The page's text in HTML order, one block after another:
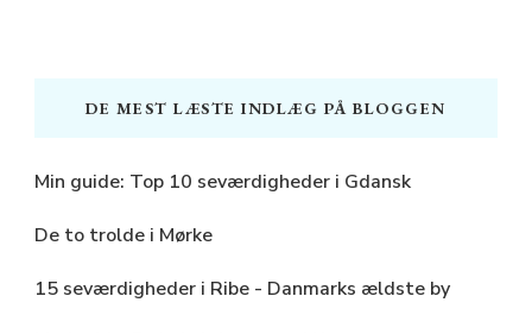
DE MEST LÆSTE INDLÆG PÅ BLOGGEN
Min guide: Top 10 seværdigheder i Gdansk
De to trolde i Mørke
15 seværdigheder i Ribe - Danmarks ældste by